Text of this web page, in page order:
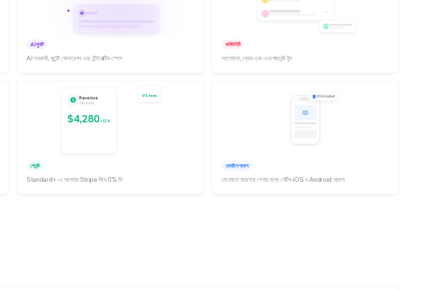
AI স্যুট
AI সহকারী, কন্টেন্ট জেনারেশন এবং ইন্টারেক্টিভ স্পেস
8
কমিউনিটি
আলোচনা, থ্রেড এবং এনগেজমেন্ট টুল
Revenue
This month
$4,280+12%
0% fees
পেমেন্ট
Standard+-এ আপনার Stripe দিয়ে 0% ফি
iOS & Android
মোবাইল অ্যাপ
যেকোনো জায়গায় শেখার জন্য নেটিভ iOS ও Android অ্যাপ